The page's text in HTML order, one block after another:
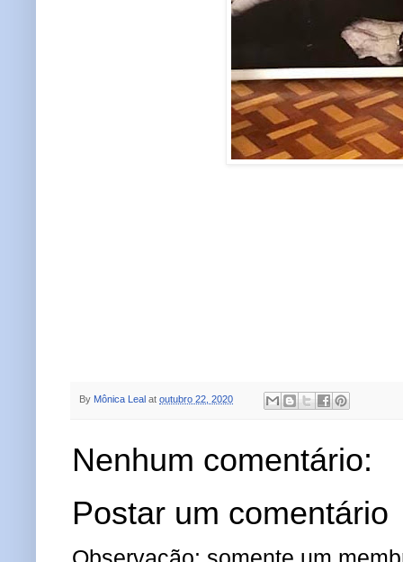
By Mônica Leal at outubro 22, 2020
Nenhum comentário:
Postar um comentário